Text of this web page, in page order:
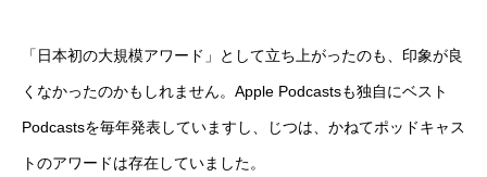
「日本初の大規模アワード」として立ち上がったのも、印象が良
くなかったのかもしれません。Apple Podcastsも独自にベスト
Podcastsを毎年発表していますし、じつは、かねてポッドキャス
トのアワードは存在していました。